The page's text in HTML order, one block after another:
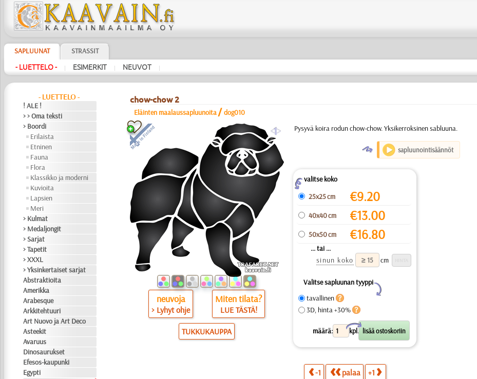
SAPLUUNAT STRASSIT
- LUETTELO - | ESIMERKIT | NEUVOT |
- LUETTELO -
! ALE !
> > Oma teksti
> Boordi
Erilaista
Etninen
Fauna
Flora
Klassikko ja moderni
Kuvioita
Lapsien
Meri
> Kulmat
> Medaljongit
> Sarjat
> Tapetit
> XXXL
> Yksinkertaiset sarjat
Abstraktioita
Amerikka
Arabesque
Arkkitehtuuri
Art Nuovo ja Art Deco
Asteekit
Avaruus
Dinosaurukset
Efesos-kaupunki
Egypti
chow-chow 2
Eläinten maalaussapluunoita /dog010
a
neuvoja
> Lyhyt ohje
Miten tilata?
LUE TÄSTÄ!
TUKKUKAUPPA
Pysyvä koira rodun chow-chow. Yksikerroksinen sabluuna.
O sapluunointisäännöt
Zvalitse koko
25x25 cm
€9.20
40x40 cm €13.00
50x50 cm €16.80
... tai ...
sinun koko
cm
Valitse sapluunan tyyppi
Y
tavallinen
3D, hinta +30%
määrä: kpl.
X
-1 palaa +1